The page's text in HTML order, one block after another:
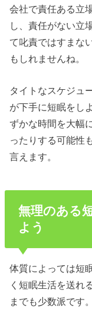
会社で責任ある立
し、責任がない立
て叱責ではすまな
もしれませんね。
タイトなスケジュ
が下手に短眠をし
ずかな時間を大幅
ったりする可能性
言えます。
無理のある
よう
体質によっては短
く短眠生活を送れ
までも少数派です。